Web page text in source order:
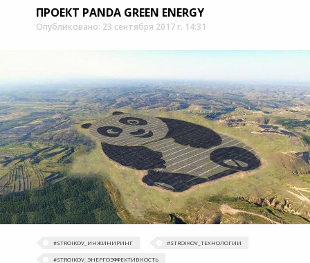
ПРОЕКТ PANDA GREEN ENERGY
Опубликовано: 23 сентября 2017 г. 14:31
#STROIKOV_ИНЖИНИРИНГ #STROIKOV_ТЕХНОЛОГИИ
#STROIKOV_ЭНЕРГОЭФФЕКТИВНОСТЬ